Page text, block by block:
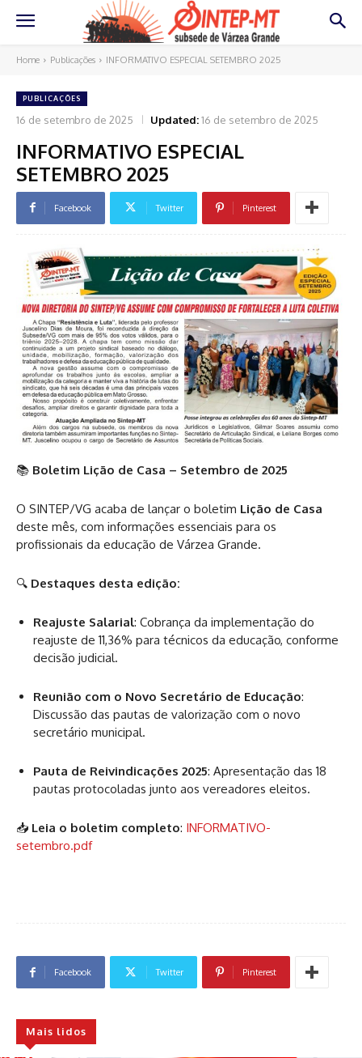
Home Publicações INFORMATIVO ESPECIAL SETEMBRO 2025
PUBLICAÇÕES
16 de setembro de 2025 Updated:16 de setembro de 2025
INFORMATIVO ESPECIAL
SETEMBRO 2025
Facebook Twitter Pinterest
📚 Boletim Lição de Casa – Setembro de 2025
O SINTEP/VG acaba de lançar o boletim Lição de Casa
deste mês, com informações essenciais para os
profissionais da educação de Várzea Grande.
🔍 Destaques desta edição:
Reajuste Salarial: Cobrança da implementação do
reajuste de 11,36% para técnicos da educação, conforme
decisão judicial.
Reunião com o Novo Secretário de Educação:
Discussão das pautas de valorização com o novo
secretário municipal.
Pauta de Reivindicações 2025: Apresentação das 18
pautas protocoladas junto aos vereadores eleitos.
📥 Leia o boletim completo: INFORMATIVO-
setembro.pdf
Facebook Twitter Pinterest
Mais lidos